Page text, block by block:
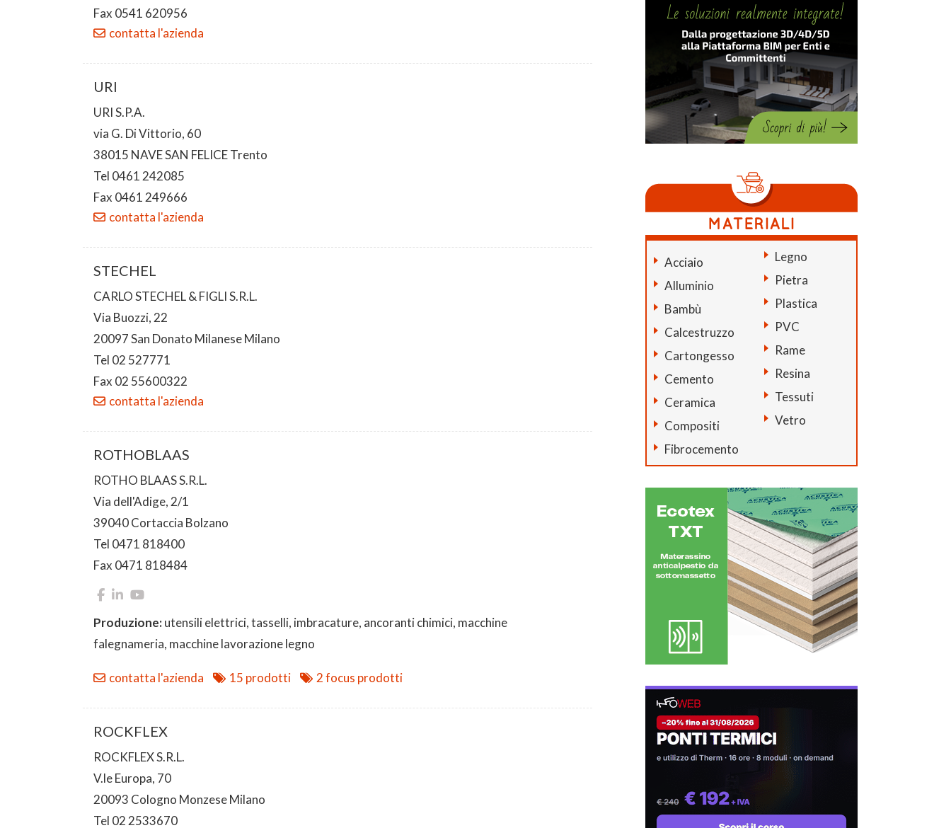
Fax 0541 620956
contatta l'azienda
URI
URI S.P.A.
via G. Di Vittorio, 60
38015 NAVE SAN FELICE Trento
Tel 0461 242085
Fax 0461 249666
contatta l'azienda
STECHEL
CARLO STECHEL & FIGLI S.R.L.
Via Buozzi, 22
20097 San Donato Milanese Milano
Tel 02 527771
Fax 02 55600322
contatta l'azienda
ROTHOBLAAS
ROTHO BLAAS S.R.L.
Via dell'Adige, 2/1
39040 Cortaccia Bolzano
Tel 0471 818400
Fax 0471 818484
Produzione:utensili elettrici, tasselli, imbracature, ancoranti chimici, macchine
falegnameria, macchine lavorazione legno
contatta l'azienda 15 prodotti 2 focus prodotti
ROCKFLEX
ROCKFLEX S.R.L.
V.le Europa, 70
20093 Cologno Monzese Milano
Tel 02 2533670
Acciaio
Alluminio
Bambù
Calcestruzzo
Cartongesso
Cemento
Ceramica
Compositi
Fibrocemento
Legno
Pietra
Plastica
PVC
Rame
Resina
Tessuti
Vetro